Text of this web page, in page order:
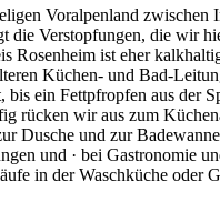
Voralpenland zwischen
die Verstopfungen, die wir
Rosenheim ist eher
Küchen- und Bad-
bis ein Fettpfropfen aus der
rücken wir aus zum
Dusche und zur
und · bei Gastronomie
in der Waschküche oder